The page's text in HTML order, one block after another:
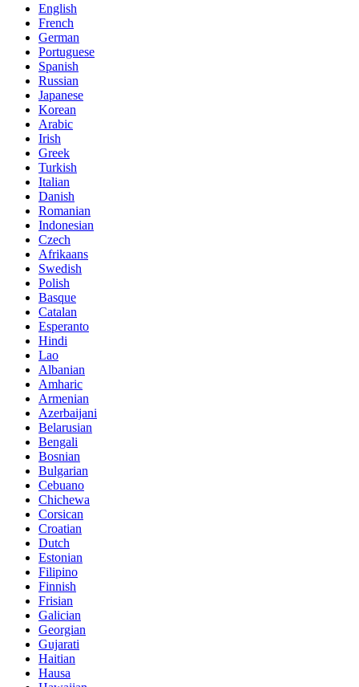
English
French
German
Portuguese
Spanish
Russian
Japanese
Korean
Arabic
Irish
Greek
Turkish
Italian
Danish
Romanian
Indonesian
Czech
Afrikaans
Swedish
Polish
Basque
Catalan
Esperanto
Hindi
Lao
Albanian
Amharic
Armenian
Azerbaijani
Belarusian
Bengali
Bosnian
Bulgarian
Cebuano
Chichewa
Corsican
Croatian
Dutch
Estonian
Filipino
Finnish
Frisian
Galician
Georgian
Gujarati
Haitian
Hausa